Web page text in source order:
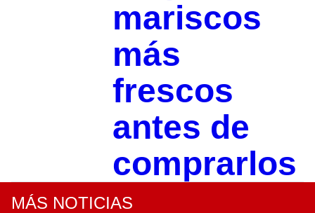
mariscos
más
frescos
antes de
comprarlos
MÁS NOTICIAS